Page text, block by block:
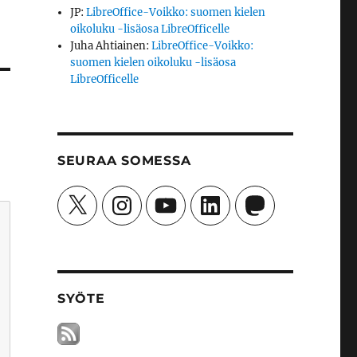
JP:LibreOffice-Voikko: suomen kielen
oikoluku -lisäosa LibreOfficelle
Juha Ahtiainen:LibreOffice-Voikko:
suomen kielen oikoluku -lisäosa
LibreOfficelle
SEURAA SOMESSA
X InstagramYouTubeLinkedInMastodon
SYÖTE